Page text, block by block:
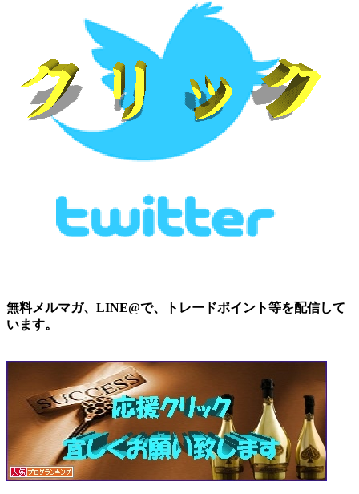
無料メルマガ、LINE@で、トレードポイント等を配信して
います。